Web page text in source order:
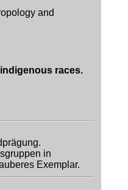
and
races.
in
Exemplar.